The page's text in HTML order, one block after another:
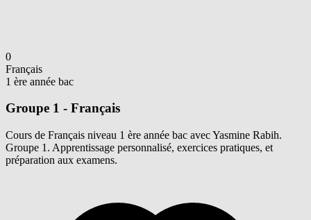
0
Français
1 ère année bac
Groupe 1 - Français
Cours de Français niveau 1 ère année bac avec Yasmine Rabih.
Groupe 1. Apprentissage personnalisé, exercices pratiques, et
préparation aux examens.